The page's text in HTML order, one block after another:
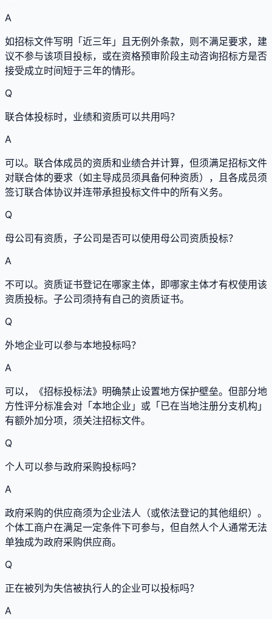
A
如招标文件写明「近三年」且无例外条款，则不满足要求，建
议不参与该项目投标，或在资格预审阶段主动咨询招标方是否
接受成立时间短于三年的情形。
Q
联合体投标时，业绩和资质可以共用吗？
A
可以。联合体成员的资质和业绩合并计算，但须满足招标文件
对联合体的要求（如主导成员须具备何种资质），且各成员须
签订联合体协议并连带承担投标文件中的所有义务。
Q
母公司有资质，子公司是否可以使用母公司资质投标？
A
不可以。资质证书登记在哪家主体，即哪家主体才有权使用该
资质投标。子公司须持有自己的资质证书。
Q
外地企业可以参与本地投标吗？
A
可以，《招标投标法》明确禁止设置地方保护壁垒。但部分地
方性评分标准会对「本地企业」或「已在当地注册分支机构」
有额外加分项，须关注招标文件。
Q
个人可以参与政府采购投标吗？
A
政府采购的供应商须为企业法人（或依法登记的其他组织）。
个体工商户在满足一定条件下可参与，但自然人个人通常无法
单独成为政府采购供应商。
Q
正在被列为失信被执行人的企业可以投标吗？
A